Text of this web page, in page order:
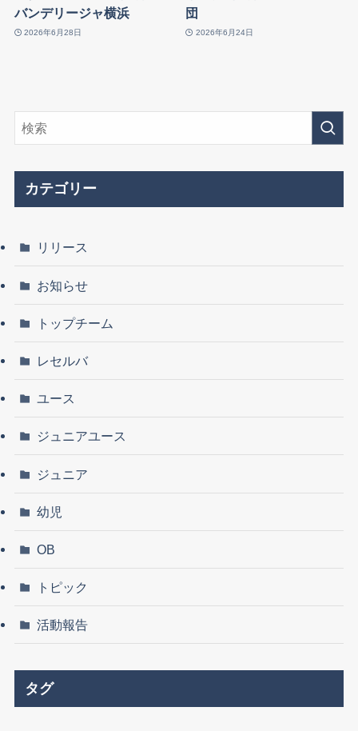
バンデリージャ横浜
2026年6月28日
団
2026年6月24日
カテゴリー
リリース
お知らせ
トップチーム
レセルバ
ユース
ジュニアユース
ジュニア
幼児
OB
トピック
活動報告
タグ